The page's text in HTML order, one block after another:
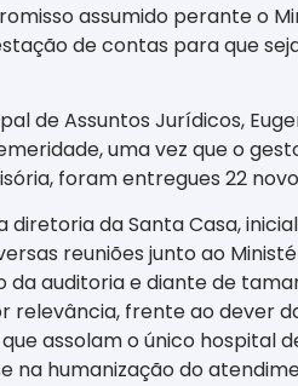
assumido perante o
de contas para que
de Assuntos Jurídicos,
uma vez que o
foram entregues 22
diretoria da Santa Casa,
reuniões junto ao
da auditoria e diante de
relevância, frente ao dever
assolam o único hospital
na humanização do